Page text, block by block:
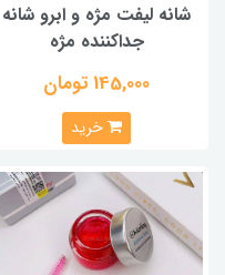
شانه لیفت مژه و ابرو شانه
جداکننده مژه
145,000 تومان
خرید